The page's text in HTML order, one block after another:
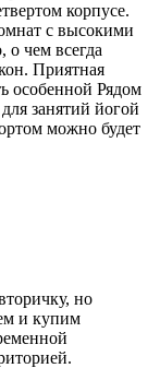
корпусе.
с высокими
чем всегда
Приятная
особенной Рядом
занятий йогой
можно будет
но
и купим